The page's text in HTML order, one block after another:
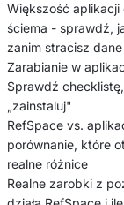
Większość
ściema - sprawdź,
zanim stracisz dane
Zarabianie w
Sprawdź
„zainstaluj"
RefSpace vs.
porównanie, które
realne różnice
Realne zarobki z